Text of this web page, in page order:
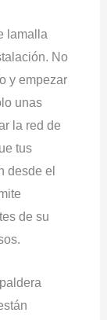
lamalla
No
y empezar
unas
la red de
tus
desde el
de su